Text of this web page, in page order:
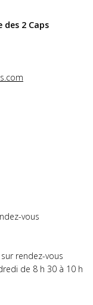
2 Caps
vous
rendez-vous
de 8 h 30 à 10 h